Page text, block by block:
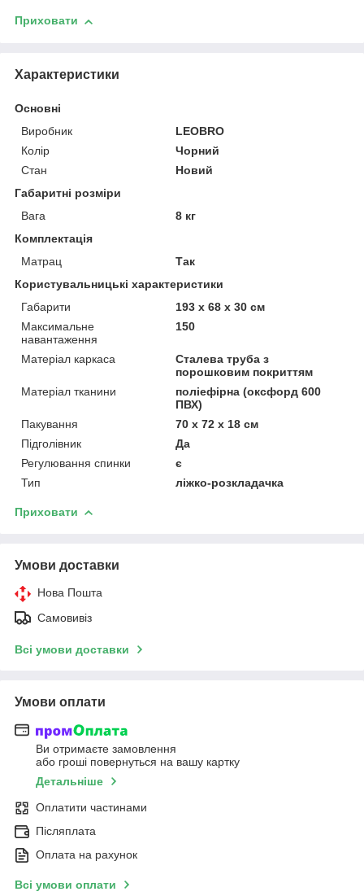
Приховати
Характеристики
Основні
Виробник
LEOBRO
Колір
Чорний
Стан
Новий
Габаритні розміри
Вага
8 кг
Комплектація
Матрац
Так
Користувальницькі характеристики
Габарити
193 х 68 х 30 см
Максимальне
навантаження
150
Матеріал каркаса
Сталева труба з
порошковим покриттям
Матеріал тканини
поліефірна (оксфорд 600
ПВХ)
Пакування
70 х 72 х 18 см
Підголівник
Да
Регулювання спинки
є
Тип
ліжко-розкладачка
Приховати
Умови доставки
Нова Пошта
Самовивіз
Всі умови доставки
Умови оплати
Ви отримаєте замовлення
або гроші повернуться на вашу картку
Детальніше
Оплатити частинами
Післяплата
Оплата на рахунок
Всі умови оплати